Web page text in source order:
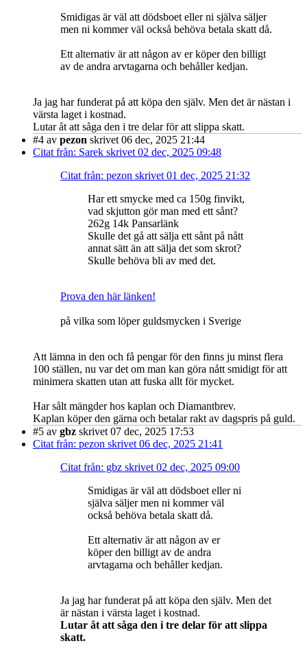
Smidigas är väl att dödsboet eller ni själva säljer
men ni kommer väl också behöva betala skatt då.
Ett alternativ är att någon av er köper den billigt
av de andra arvtagarna och behåller kedjan.
Ja jag har funderat på att köpa den själv. Men det är nästan i
värsta laget i kostnad.
Lutar åt att såga den i tre delar för att slippa skatt.
#4 av pezon skrivet 06 dec, 2025 21:44
Citat från: Sarek skrivet 02 dec, 2025 09:48
Citat från: pezon skrivet 01 dec, 2025 21:32
Har ett smycke med ca 150g finvikt,
vad skjutton gör man med ett sånt?
262g 14k Pansarlänk
Skulle det gå att sälja ett sånt på nått
annat sätt än att sälja det som skrot?
Skulle behöva bli av med det.
Prova den här länken!
på vilka som löper guldsmycken i Sverige
Att lämna in den och få pengar för den finns ju minst flera
100 ställen, nu var det om man kan göra nått smidigt för att
minimera skatten utan att fuska allt för mycket.
Har sålt mängder hos kaplan och Diamantbrev.
Kaplan köper den gärna och betalar rakt av dagspris på guld.
#5 av gbz skrivet 07 dec, 2025 17:53
Citat från: pezon skrivet 06 dec, 2025 21:41
Citat från: gbz skrivet 02 dec, 2025 09:00
Smidigas är väl att dödsboet eller ni
själva säljer men ni kommer väl
också behöva betala skatt då.
Ett alternativ är att någon av er
köper den billigt av de andra
arvtagarna och behåller kedjan.
Ja jag har funderat på att köpa den själv. Men det
är nästan i värsta laget i kostnad.
Lutar åt att såga den i tre delar för att slippa
skatt.